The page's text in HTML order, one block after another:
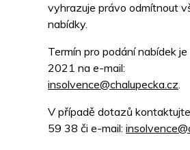
vyhrazuje právo odmítnout
nabídky.
Termín pro podání nabídek
2021 na e-mail:
insolvence@chalupecka.cz.
V případě dotazů
59 38 či e-mail: